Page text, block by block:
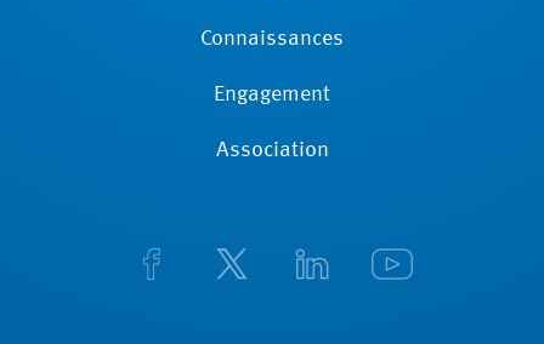
Connaissances
Engagement
Association